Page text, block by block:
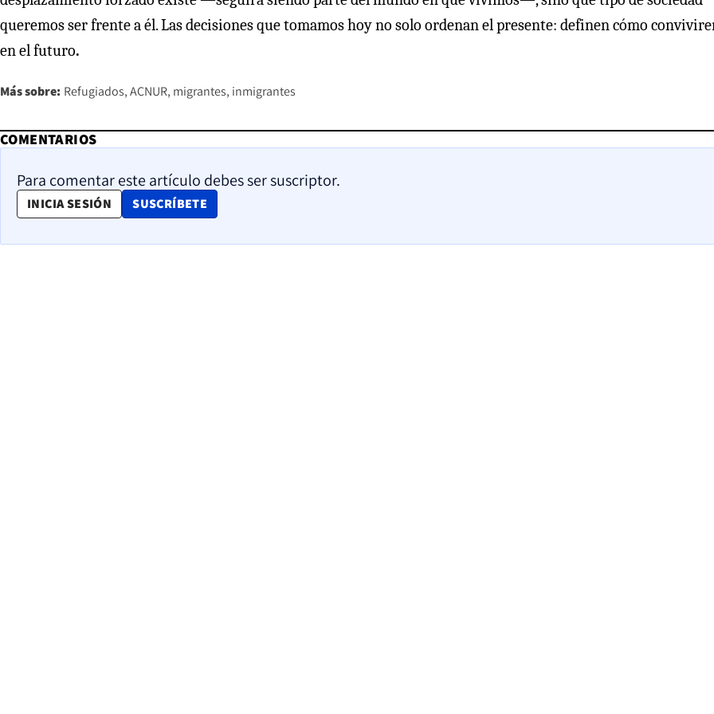
queremos ser frente a él. Las decisiones que tomamos hoy no solo ordenan el presente: definen cómo
en el futuro.
Más sobre: Refugiados ACNUR migrantes inmigrantes
COMENTARIOS
Para comentar este artículo debes ser suscriptor.
INICIA SESIÓN SUSCRÍBETE
OPENS IN NEW WINDOW